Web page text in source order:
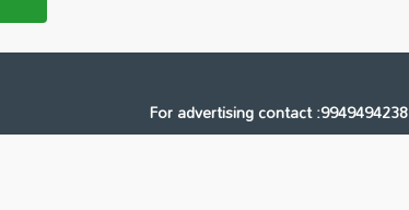
For advertising contact :9949494238
Email: digital@ntvnetwork.com